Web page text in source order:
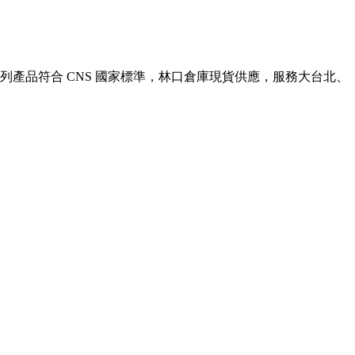
品符合 CNS 國家標準，林口倉庫現貨供應，服務大台北、